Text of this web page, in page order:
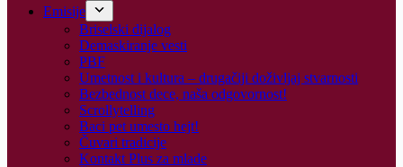
Emisije
Briselski dijalog
Demaskiranje vesti
PBF
Umetnost i kultura – drugačiji doživljaj stvarnosti
Bezbednost dece, naša odgovornost!
Scrollytelling
Baci pet umesto hejt!
Čuvari tradicije
Kontakt Plus za mlade